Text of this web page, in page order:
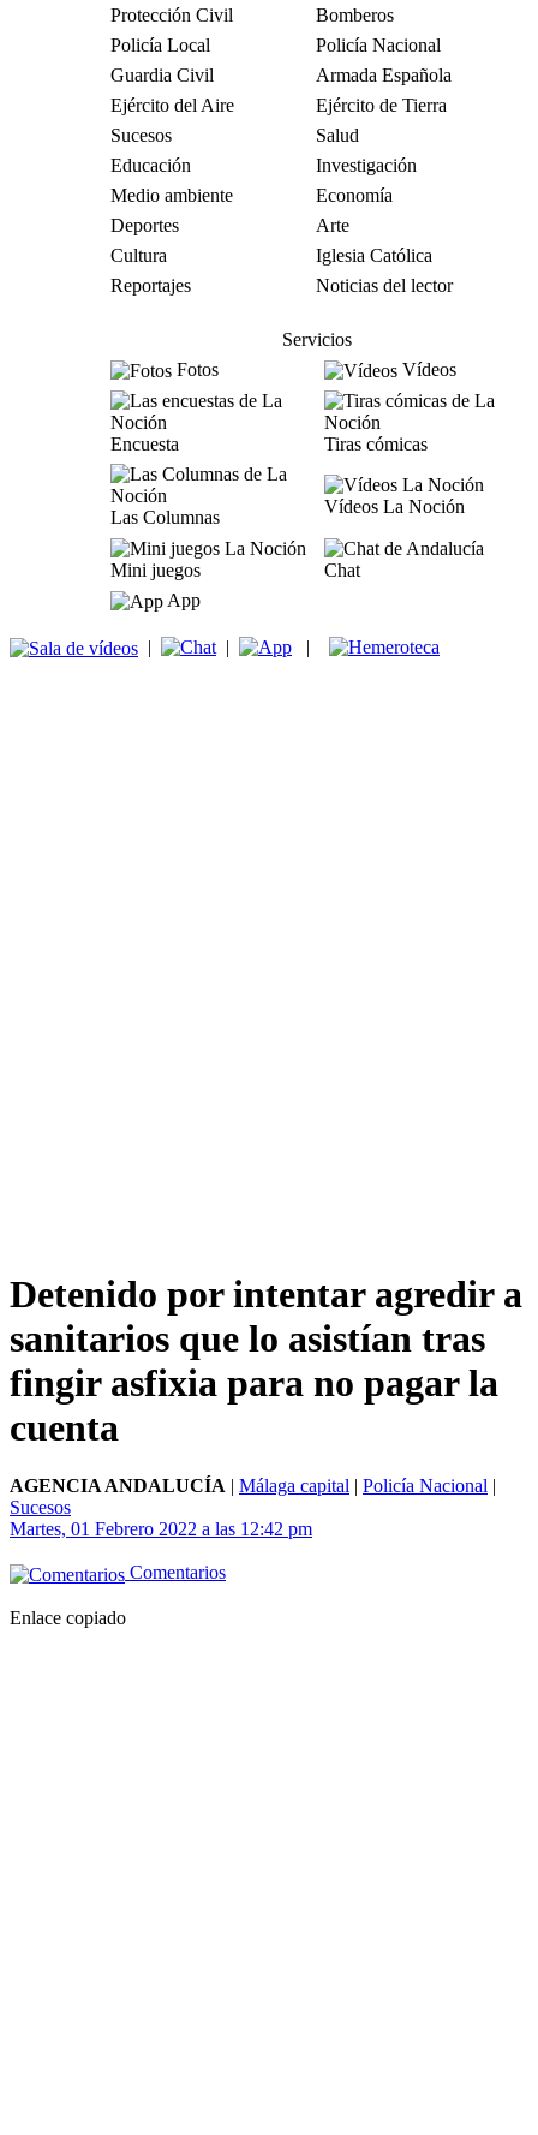
Protección Civil
Bomberos
Policía Local
Policía Nacional
Guardia Civil
Armada Española
Ejército del Aire
Ejército de Tierra
Sucesos
Salud
Educación
Investigación
Medio ambiente
Economía
Deportes
Arte
Cultura
Iglesia Católica
Reportajes
Noticias del lector
Servicios
Fotos
Vídeos
Encuesta Tiras cómicas
Las Columnas
Vídeos La Noción
Mini juegos
Chat
App
| | |
Detenido por intentar agredir a
sanitarios que lo asistían tras
fingir asfixia para no pagar la
cuenta
AGENCIA ANDALUCÍA | Málaga capital | Policía Nacional |
Sucesos
Martes, 01 Febrero 2022 a las 12:42 pm
Comentarios
Enlace copiado